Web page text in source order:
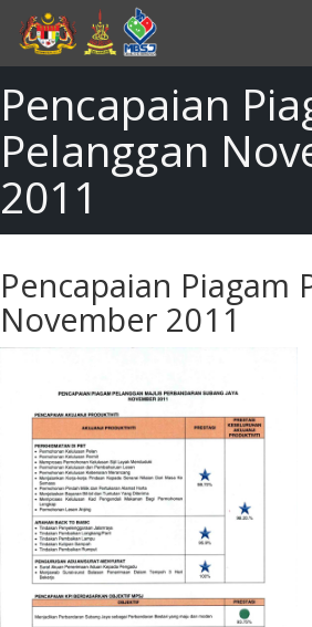
main
content
Pencapaian
Pelanggan
2011
Pencapaian Piagam
November 2011